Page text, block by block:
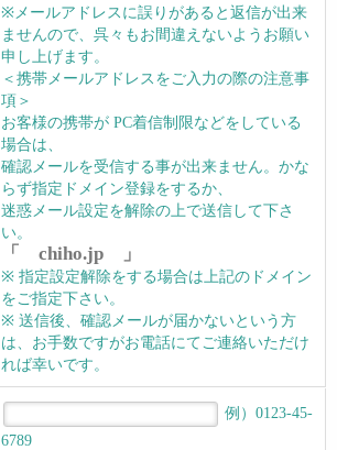
※メールアドレスに誤りがあると返信が出来
ませんので、呉々もお間違えないようお願い
申し上げます。
＜携帯メールアドレスをご入力の際の注意事
項＞
お客様の携帯が PC着信制限などをしている
場合は、
確認メールを受信する事が出来ません。かな
らず指定ドメイン登録をするか、
迷惑メール設定を解除の上で送信して下さ
い。
「 chiho.jp 」
※ 指定設定解除をする場合は上記のドメイン
をご指定下さい。
※ 送信後、確認メールが届かないという方
は、お手数ですがお電話にてご連絡いただけ
れば幸いです。
例）0123-45-
6789